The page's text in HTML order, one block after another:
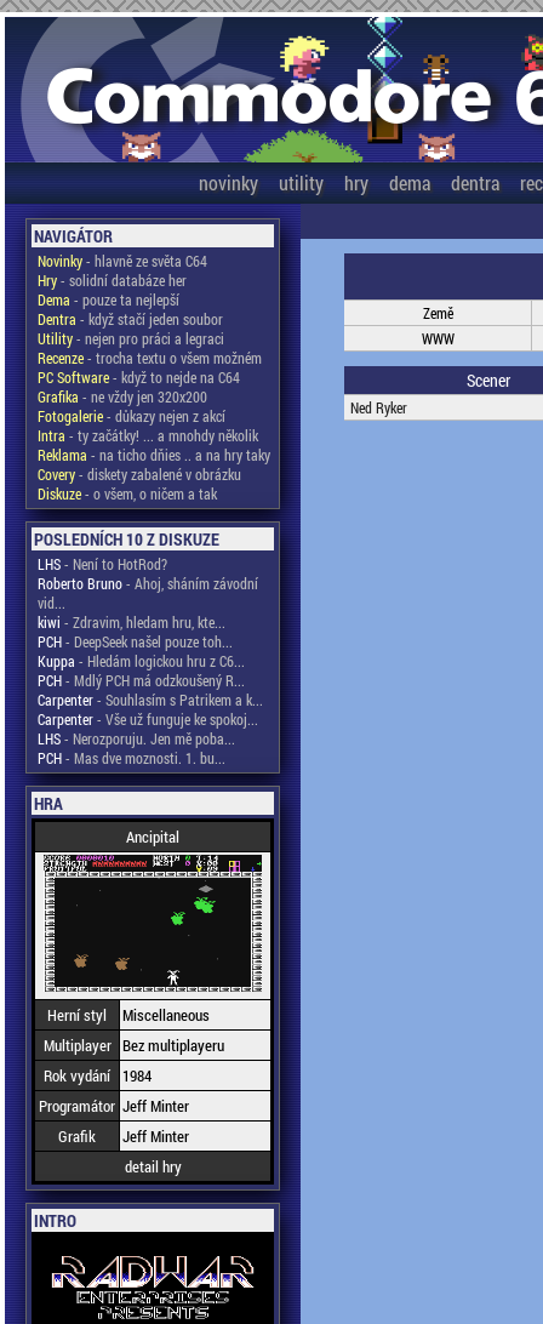
novinky utility hry dema dentra
NAVIGÁTOR
Novinky- hlavně ze světa C64
Hry- solidní databáze her
Dema - pouze ta nejlepší
Dentra - když stačí jeden soubor
Utility- nejen pro práci a legraci
Recenze- trocha textu o všem možném
PC Software- když to nejde na C64
Grafika - ne vždy jen 320x200
Fotogalerie- důkazy nejen z akcí
Intra - ty začátky! ... a mnohdy několik
Reklama - na ticho dňies .. a na hry taky
Covery- diskety zabalené v obrázku
Diskuze- o všem, o ničem a tak
POSLEDNÍCH 10 Z DISKUZE
LHS- Není to HotRod?
Roberto Bruno- Ahoj, sháním závodní
vid...
kiwi - Zdravim, hledam hru, kte...
PCH- DeepSeek našel pouze toh...
Kuppa - Hledám logickou hru z C6...
PCH- Mdlý PCH má odzkoušený R...
Carpenter- Souhlasím s Patrikem a k...
Carpenter- Vše už funguje ke spokoj...
LHS- Nerozporuju. Jen mě poba...
PCH- Mas dve moznosti. 1. bu...
HRA
Ancipital
Herní styl
Miscellaneous
Multiplayer Bez multiplayeru
Rok vydání
1984
Programátor Jeff Minter
Grafik
Jeff Minter
detail hry
INTRO
Země
WWW
Scener
Ned Ryker